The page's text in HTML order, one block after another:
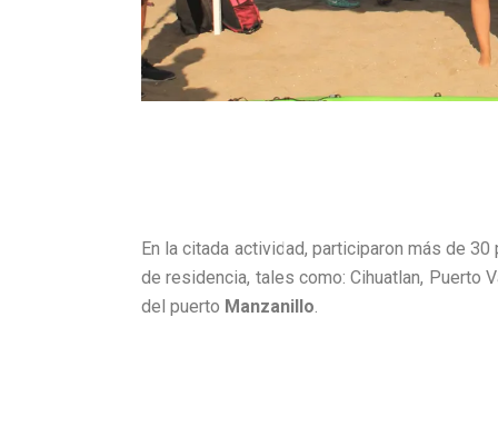
En la citada actividad, participaron más de
de residencia, tales como: Cihuatlan, Puerto
del puerto Manzanillo.